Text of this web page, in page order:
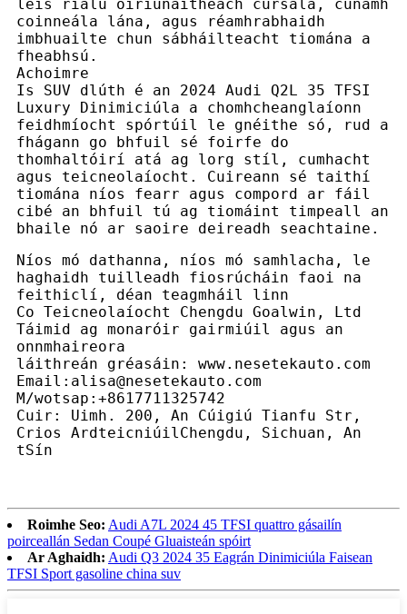
leis rialú oiriúnaitheach cúrsála, cúnamh
coinneála lána, agus réamhrabhaidh
imbhuailte chun sábháilteacht tiomána a
fheabhsú.
Achoimre
Is SUV dlúth é an 2024 Audi Q2L 35 TFSI
Luxury Dinimiciúla a chomhcheanglaíonn
feidhmíocht spórtúil le gnéithe só, rud a
fhágann go bhfuil sé foirfe do
thomhaltóirí atá ag lorg stíl, cumhacht
agus teicneolaíocht. Cuireann sé taithí
tiomána níos fearr agus compord ar fáil
cibé an bhfuil tú ag tiomáint timpeall an
bhaile nó ar saoire deireadh seachtaine.
Níos mó dathanna, níos mó samhlacha, le
haghaidh tuilleadh fiosrúcháin faoi na
feithiclí, déan teagmháil linn
Co Teicneolaíocht Chengdu Goalwin, Ltd
Táimid ag monaróir gairmiúil agus an
onnmhaireora
láithreán gréasáin: www.nesetekauto.com
Email:alisa@nesetekauto.com
M/wotsap:+8617711325742
Cuir: Uimh. 200, An Cúigiú Tianfu Str,
Crios ArdteicniúilChengdu, Sichuan, An
tSín
Roimhe Seo: Audi A7L 2024 45 TFSI quattro gásailín
poirceallán Sedan Coupé Gluaisteán spóirt
Ar Aghaidh: Audi Q3 2024 35 Eagrán Dinimiciúla Faisean
TFSI Sport gasoline china suv